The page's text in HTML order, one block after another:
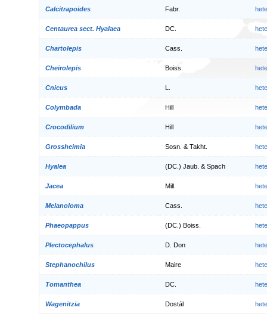
Calcitrapoides Fabr.
Centaurea sect. Hyalaea DC.
Chartolepis Cass.
Cheirolepis Boiss.
Cnicus
Colymbada Hill
Crocodilium Hill
Grossheimia Sosn. & Takht.
Hyalea (DC.) Jaub. & Spach
Jacea Mill.
Melanoloma Cass.
Phaeopappus (DC.) Boiss.
Plectocephalus D. Don
Stephanochilus Maire
Tomanthea DC.
Wagenitzia Dostál